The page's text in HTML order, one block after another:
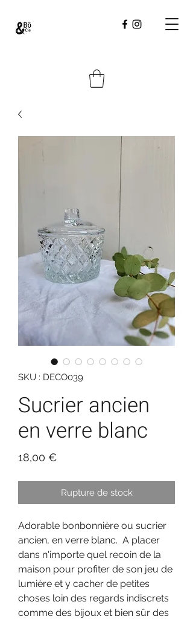
SKU : DECO039
Sucrier ancien
en verre blanc
18,00 €Prix
Rupture de stock
Adorable bonbonnière ou sucrier
ancien, en verre blanc. A placer
dans n'importe quel recoin de la
maison pour profiter de son jeu de
lumière et y cacher de petites
choses loin des regards indiscrets
comme des bijoux et bien sûr des